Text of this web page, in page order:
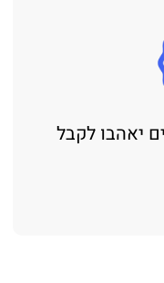
יאהבו לקבל